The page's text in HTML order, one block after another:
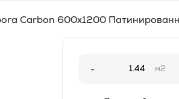
Carbon 600x1200
- м2